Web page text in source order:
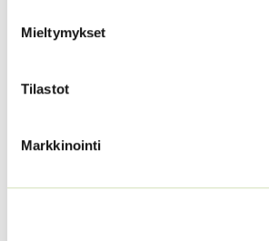
Mieltymykset
Tilastot
Markkinointi